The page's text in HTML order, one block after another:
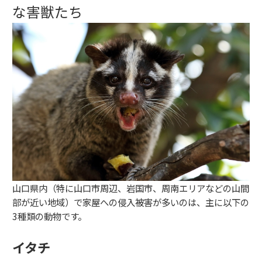
な害獣たち
山口県内（特に山口市周辺、岩国市、周南エリアなどの山間
部が近い地域）で家屋への侵入被害が多いのは、主に以下の
3種類の動物です。
イタチ